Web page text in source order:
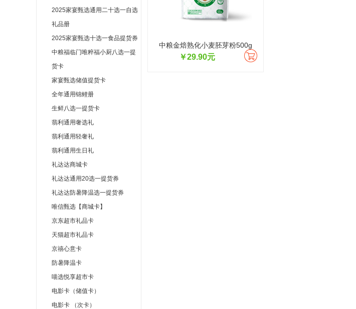
2025家宴甄选通用二十选一自选
礼品册
2025家宴甄选十选一食品提货券
中粮福临门唯粹福小厨八选一提
货卡
家宴甄选储值提货卡
全年通用锦鲤册
生鲜八选一提货卡
翡利通用奢选礼
翡利通用轻奢礼
翡利通用生日礼
礼达达商城卡
礼达达通用20选一提货券
礼达达防暑降温选一提货券
唯信甄选【商城卡】
京东超市礼品卡
天猫超市礼品卡
京禧心意卡
防暑降温卡
喵选悦享超市卡
电影卡（储值卡）
电影卡 （次卡）
中粮金焙熟化小麦胚芽粉500g
￥29.90元